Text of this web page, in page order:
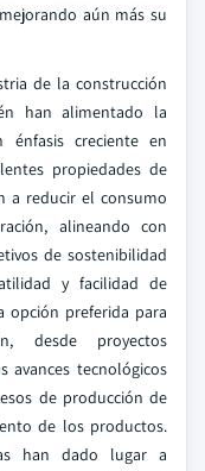
aún más su
de la construcción
han alimentado la
énfasis creciente en
propiedades de
a reducir el consumo
alineando con
de sostenibilidad
y facilidad de
opción preferida para
desde proyectos
avances tecnológicos
de producción de
de los productos.
han dado lugar a